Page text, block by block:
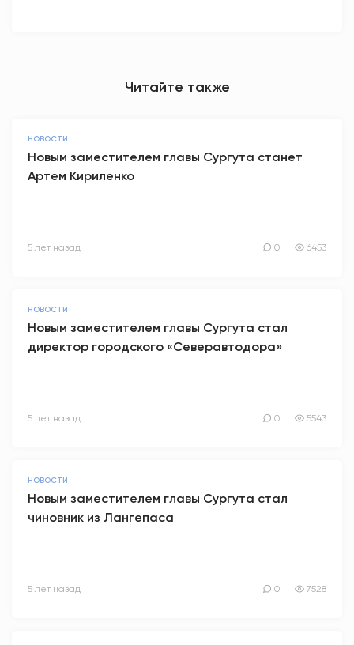
Читайте также
НОВОСТИ
Новым заместителем главы Сургута станет
Артем Кириленко
5 лет назад 0 6453
НОВОСТИ
Новым заместителем главы Сургута стал
директор городского «Северавтодора»
5 лет назад 0 5543
НОВОСТИ
Новым заместителем главы Сургута стал
чиновник из Лангепаса
5 лет назад 0 7528